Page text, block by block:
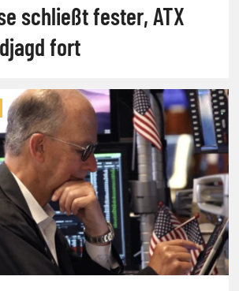
schließt fester, ATX
fort